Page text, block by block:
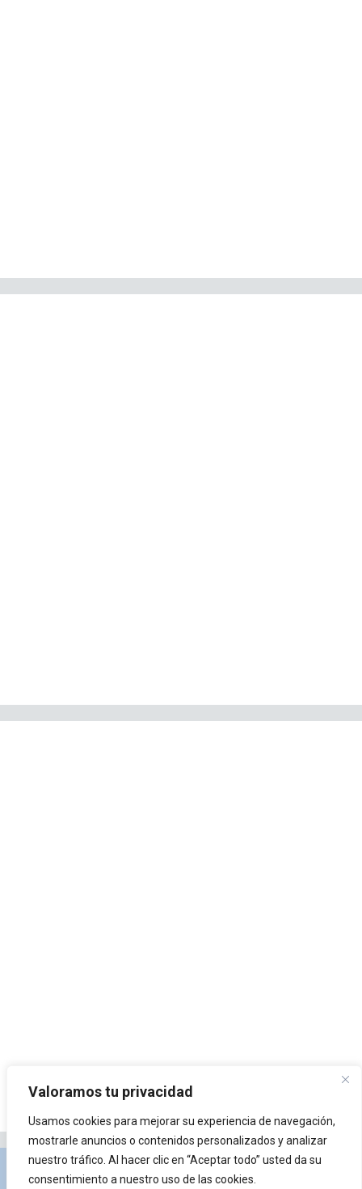
Valoramos tu privacidad
Usamos cookies para mejorar su experiencia de navegación,
mostrarle anuncios o contenidos personalizados y analizar
nuestro tráfico. Al hacer clic en “Aceptar todo” usted da su
consentimiento a nuestro uso de las cookies.
Privacidad y Política de Cookies Portal de